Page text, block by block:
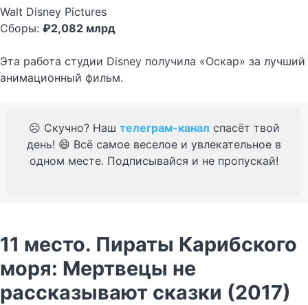
Walt Disney Pictures
Сборы: ₽2,082 млрд
Эта работа студии Disney получила «Оскар» за лучший
анимационный фильм.
☹️ Скучно? Наш телеграм-канал спасёт твой
день! 😄 Всё самое веселое и увлекательное в
одном месте. Подписывайся и не пропускай!
11 место. Пираты Карибского
моря: Мертвецы не
рассказывают сказки (2017)